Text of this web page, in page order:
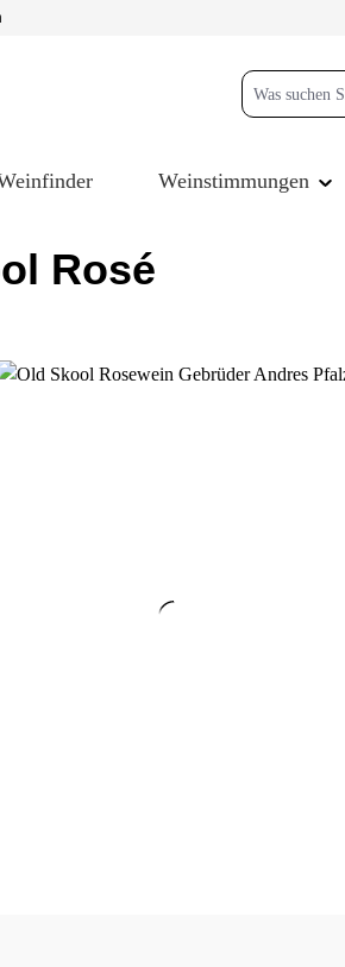
Weinstimmungen
Rosé